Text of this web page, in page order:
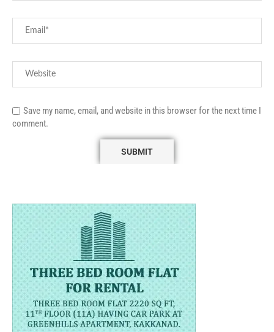
Save my name, email, and website in this browser for the next time I
comment.